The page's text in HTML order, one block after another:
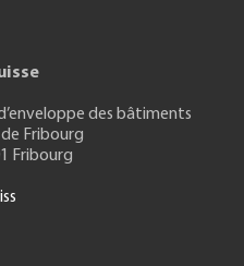
des bâtiments
Fribourg
Fribourg